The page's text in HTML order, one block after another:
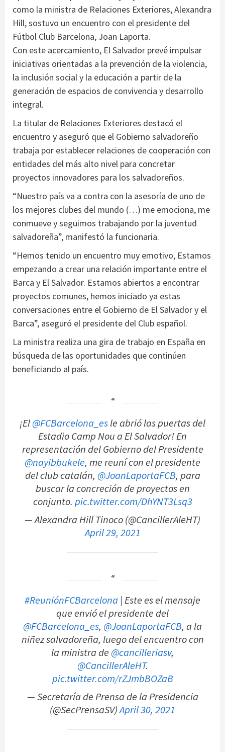
como la ministra de Relaciones Exteriores, Alexandra
Hill, sostuvo un encuentro con el presidente del
Fútbol Club Barcelona, Joan Laporta.
Con este acercamiento, El Salvador prevé impulsar
iniciativas orientadas a la prevención de la violencia,
la inclusión social y la educación a partir de la
generación de espacios de convivencia y desarrollo
integral.
La titular de Relaciones Exteriores destacó el
encuentro y aseguró que el Gobierno salvadoreño
trabaja por establecer relaciones de cooperación con
entidades del más alto nivel para concretar
proyectos innovadores para los salvadoreños.
“Nuestro país va a contra con la asesoría de uno de
los mejores clubes del mundo (…) me emociona, me
conmueve y seguimos trabajando por la juventud
salvadoreña”, manifestó la funcionaria.
“Hemos tenido un encuentro muy emotivo, Estamos
empezando a crear una relación importante entre el
Barca y El Salvador. Estamos abiertos a encontrar
proyectos comunes, hemos iniciado ya estas
conversaciones entre el Gobierno de El Salvador y el
Barca”, aseguró el presidente del Club español.
La ministra realiza una gira de trabajo en España en
búsqueda de las oportunidades que continúen
beneficiando al país.
¡El@FCBarcelona_esle abrió las puertas del
Estadio Camp Nou a El Salvador! En
representación del Gobierno del Presidente
@nayibbukele, me reuní con el presidente
del club catalán, @JoanLaportaFCB, para
buscar la concreción de proyectos en
conjunto. pic.twitter.com/DhYNT3Lsq3
— Alexandra Hill Tinoco (@CancillerAleHT)
April 29, 2021
#ReuniónFCBarcelona | Este es el mensaje
que envió el presidente del
@FCBarcelona_es, @JoanLaportaFCB, a la
niñez salvadoreña, luego del encuentro con
la ministra de @cancilleriasv,
@CancillerAleHT.
pic.twitter.com/rZJmbBOZaB
— Secretaría de Prensa de la Presidencia
(@SecPrensaSV)April 30, 2021